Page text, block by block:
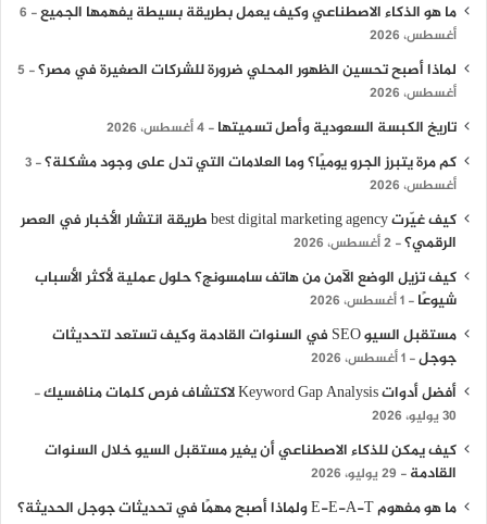
ما هو الذكاء الاصطناعي وكيف يعمل بطريقة بسيطة يفهمها الجميع
6
أغسطس، 2026
لماذا أصبح تحسين الظهور المحلي ضرورة للشركات الصغيرة في مصر؟
5
أغسطس، 2026
تاريخ الكبسة السعودية وأصل تسميتها 4 أغسطس، 2026
كم مرة يتبرز الجرو يوميًا؟ وما العلامات التي تدل على وجود مشكلة؟ 3
أغسطس، 2026
كيف غيّرت best digital marketing agency طريقة انتشار الأخبار في العصر
الرقمي؟ 2 أغسطس، 2026
كيف تزيل الوضع الآمن من هاتف سامسونج؟ حلول عملية لأكثر الأسباب
شيوعًا
1 أغسطس، 2026
مستقبل السيو SEO في السنوات القادمة وكيف تستعد لتحديثات
جوجل 1 أغسطس، 2026
أفضل أدوات Keyword Gap Analysis لاكتشاف فرص كلمات منافسيك
30 يوليو، 2026
كيف يمكن للذكاء الاصطناعي أن يغير مستقبل السيو خلال السنوات
القادمة
29 يوليو، 2026
ما هو مفهوم E-E-A-T ولماذا أصبح مهمًا في تحديثات جوجل الحديثة؟